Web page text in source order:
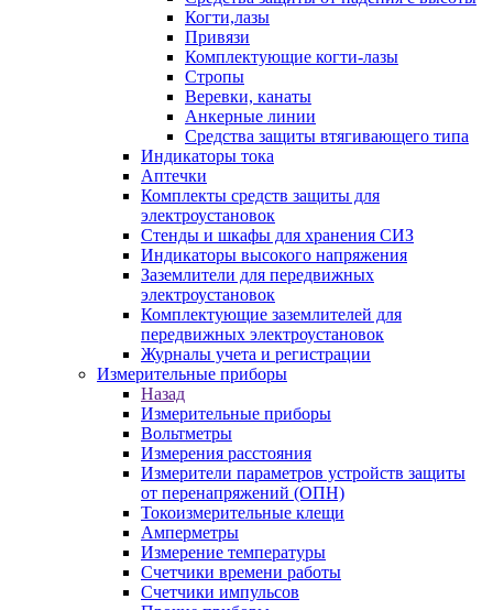
Когти,лазы
Привязи
Комплектующие когти-лазы
Стропы
Веревки, канаты
Анкерные линии
Средства защиты втягивающего типа
Индикаторы тока
Аптечки
Комплекты средств защиты для
электроустановок
Стенды и шкафы для хранения СИЗ
Индикаторы высокого напряжения
Заземлители для передвижных
электроустановок
Комплектующие заземлителей для
передвижных электроустановок
Журналы учета и регистрации
Измерительные приборы
Назад
Измерительные приборы
Вольтметры
Измерения расстояния
Измерители параметров устройств защиты
от перенапряжений (ОПН)
Токоизмерительные клещи
Амперметры
Измерение температуры
Счетчики времени работы
Счетчики импульсов